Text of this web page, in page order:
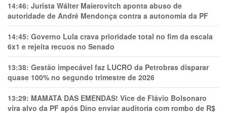
14:46: Jurista Wálter Maierovitch aponta abuso de
autoridade de André Mendonça contra a autonomia da PF
14:45: Governo Lula crava prioridade total no fim da escala
6x1 e rejeita recuos no Senado
13:38: Gestão impecável faz LUCRO da Petrobras disparar
quase 100% no segundo trimestre de 2026
13:29: MAMATA DAS EMENDAS! Vice de Flávio Bolsonaro
vira alvo da PF após Dino enviar auditoria com rombo de R$